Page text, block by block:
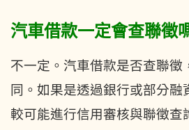
汽車借款一定會查聯徵
不一定。汽車借款是否查聯徵
同。如果是透過銀行或部分融
較可能進行信用審核與聯徵查